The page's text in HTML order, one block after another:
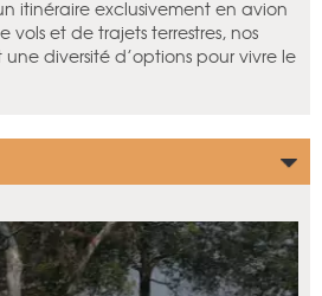
itinéraire exclusivement en avion
et de trajets terrestres, nos
diversité d’options pour vivre le